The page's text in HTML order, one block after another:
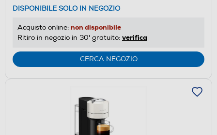
DISPONIBILE SOLO IN NEGOZIO
Acquisto online: non disponibile
Ritiro in negozio in 30' gratuito: verifica
CERCA NEGOZIO